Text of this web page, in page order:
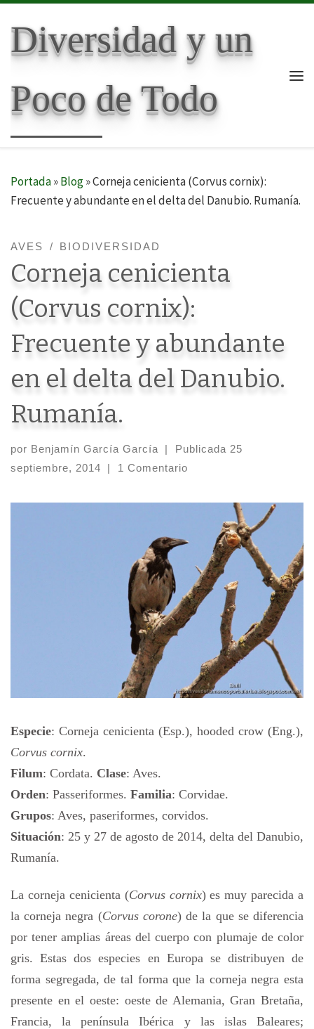
Diversidad y un
Poco de Todo
Portada»Blog»Corneja cenicienta (Corvus cornix):
Frecuente y abundante en el delta del Danubio. Rumanía.
AVES BIODIVERSIDAD
Corneja cenicienta
(Corvus cornix):
Frecuente y abundante
en el delta del Danubio.
Rumanía.
por Benjamín García García | Publicada 25
septiembre, 2014
| 1 Comentario
Especie: Corneja cenicienta (Esp.), hooded crow (Eng.),
Corvus cornix.
Filum: Cordata. Clase: Aves.
Orden: Passeriformes. Familia: Corvidae.
Grupos: Aves, paseriformes, corvidos.
Situación: 25 y 27 de agosto de 2014, delta del Danubio,
Rumanía.
La corneja cenicienta (Corvus cornix) es muy parecida a
la corneja negra (Corvus corone) de la que se diferencia
por tener amplias áreas del cuerpo con plumaje de color
gris. Estas dos especies en Europa se distribuyen de
forma segregada, de tal forma que la corneja negra esta
presente en el oeste: oeste de Alemania, Gran Bretaña,
Francia, la península Ibérica y las islas Baleares;